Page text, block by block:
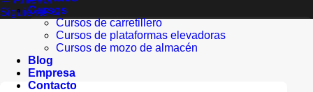
Cursos
Cursos de carretillero
Cursos de plataformas elevadoras
Cursos de mozo de almacén
Blog
Empresa
Contacto
Siguiente→